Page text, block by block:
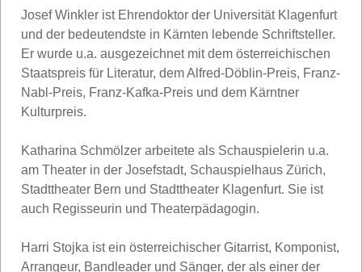
Josef Winkler ist Ehrendoktor der Universität Klagenfurt
und der bedeutendste in Kärnten lebende Schriftsteller.
Er wurde u.a. ausgezeichnet mit dem österreichischen
Staatspreis für Literatur, dem Alfred-Döblin-Preis, Franz-
Nabl-Preis, Franz-Kafka-Preis und dem Kärntner
Kulturpreis.
Katharina Schmölzer arbeitete als Schauspielerin u.a.
am Theater in der Josefstadt, Schauspielhaus Zürich,
Stadttheater Bern und Stadttheater Klagenfurt. Sie ist
auch Regisseurin und Theaterpädagogin.
Harri Stojka ist ein österreichischer Gitarrist, Komponist,
Arrangeur, Bandleader und Sänger, der als einer der